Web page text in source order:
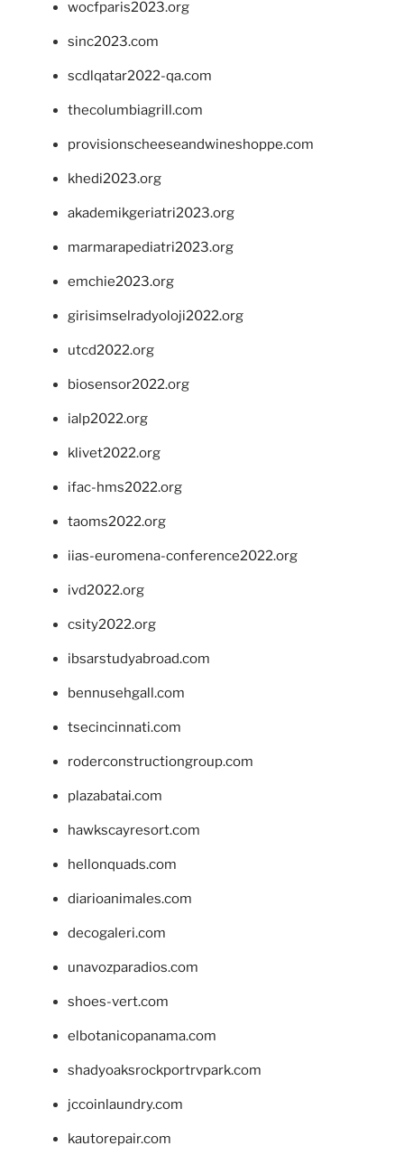
wocfparis2023.org
sinc2023.com
scdlqatar2022-qa.com
thecolumbiagrill.com
provisionscheeseandwineshoppe.com
khedi2023.org
akademikgeriatri2023.org
marmarapediatri2023.org
emchie2023.org
girisimselradyoloji2022.org
utcd2022.org
biosensor2022.org
ialp2022.org
klivet2022.org
ifac-hms2022.org
taoms2022.org
iias-euromena-conference2022.org
ivd2022.org
csity2022.org
ibsarstudyabroad.com
bennusehgall.com
tsecincinnati.com
roderconstructiongroup.com
plazabatai.com
hawkscayresort.com
hellonquads.com
diarioanimales.com
decogaleri.com
unavozparadios.com
shoes-vert.com
elbotanicopanama.com
shadyoaksrockportrvpark.com
jccoinlaundry.com
kautorepair.com